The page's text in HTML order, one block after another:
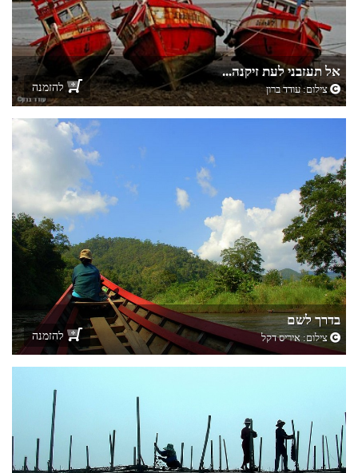
אל תעזבני לעת זיקנה...
צילום:עודד ברון להזמנה
בדרך לשם
צילום:איריס דקל להזמנה